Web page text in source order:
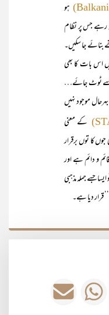
ہو
رہے جس پر نظام
جا سکیں۔
اس بات کا بھی
سے ٹوٹ جائے…
موجود نہیں
کے معنی
کا توں برقرار
و دائم ہے اور
جسے جملہ مذہبی
قرار دیا ہے۔